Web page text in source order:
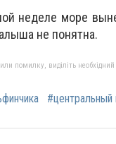
неделе море
не понятна.
помилку, виділіть